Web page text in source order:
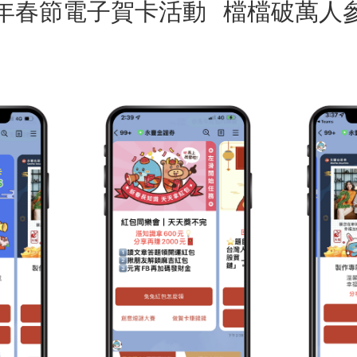
春節電子賀卡活動 檔檔破萬人